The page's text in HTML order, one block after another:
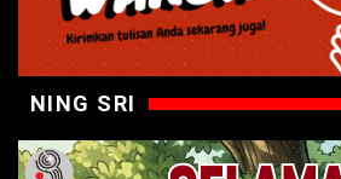
NING SRI